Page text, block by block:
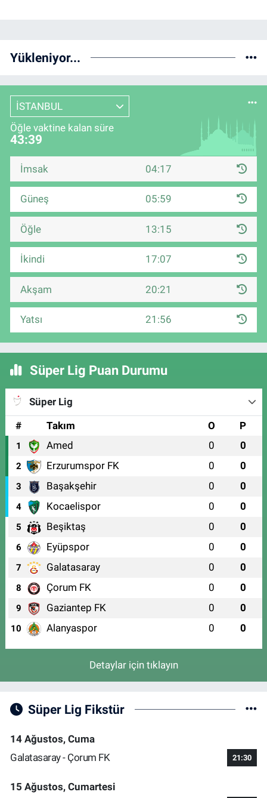
Yükleniyor...
İSTANBUL
Öğle vaktine kalan süre
43:38
İmsak 04:17
Güneş 05:59
Öğle 13:15
İkindi 17:07
Akşam 20:21
Yatsı 21:56
Süper Lig Puan Durumu
Süper Lig
#
Takım O P
1 Amed 0 0
2 Erzurumspor FK 0 0
3 Başakşehir 0 0
4 Kocaelispor 0 0
5 Beşiktaş 0 0
6 Eyüpspor 0 0
7 Galatasaray 0 0
8 Çorum FK 0 0
9 Gaziantep FK 0 0
10 Alanyaspor 0 0
Detaylar için tıklayın
Süper Lig Fikstür
14 Ağustos, Cuma
Galatasaray - Çorum FK
21:30
15 Ağustos, Cumartesi